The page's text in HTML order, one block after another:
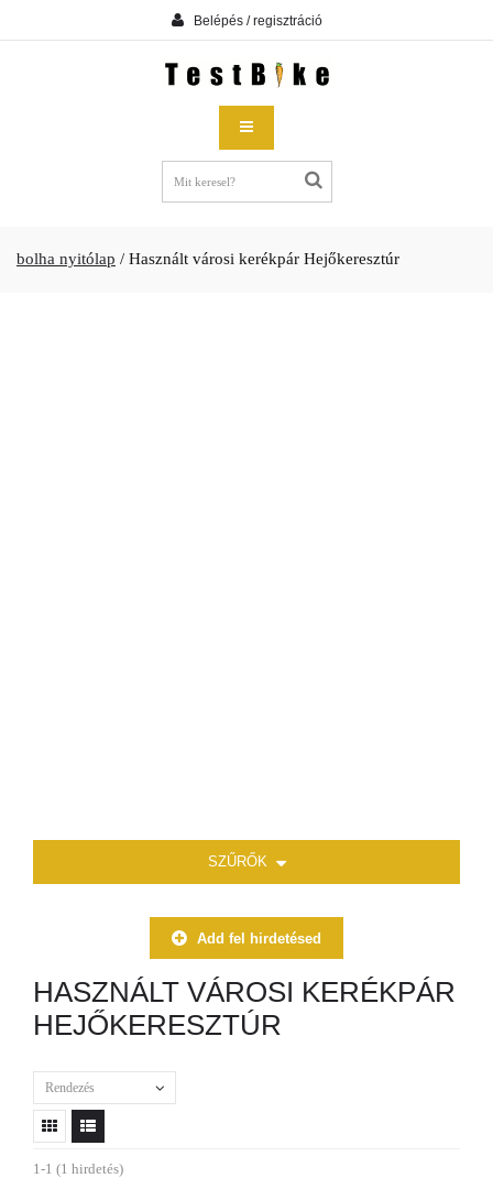
Belépés / regisztráció
bolha nyitólap / Használt városi kerékpár Hejőkeresztúr
SZŰRŐK
Add fel hirdetésed
HASZNÁLT VÁROSI KERÉKPÁR
HEJŐKERESZTÚR
Rendezés
1-1 (1 hirdetés)